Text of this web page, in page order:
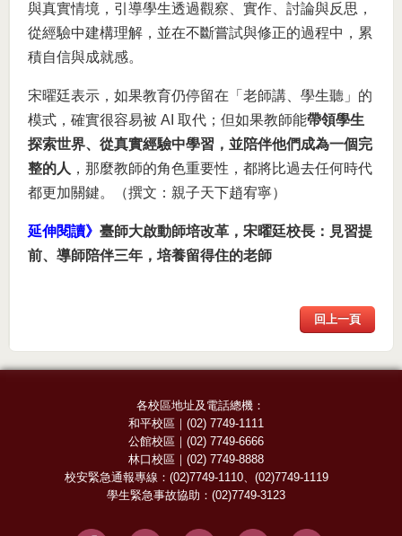
與真實情境，引導學生透過觀察、實作、討論與反思，
從經驗中建構理解，並在不斷嘗試與修正的過程中，累
積自信與成就感。
宋曜廷表示，如果教育仍停留在「老師講、學生聽」的
模式，確實很容易被 AI 取代；但如果教師能帶領學生
探索世界、從真實經驗中學習，並陪伴他們成為一個完
整的人 ，那麼教師的角色重要性，都將比過去任何時代
都更加關鍵。（撰文：親子天下趙宥寧）
延伸閱讀》 臺師大啟動師培改革，宋曜廷校長：見習提
前、導師陪伴三年，培養留得住的老師
回上一頁
各校區地址及電話總機：
和平校區 ｜(02) 7749-1111
公館校區 ｜(02) 7749-6666
林口校區 ｜(02) 7749-8888
校安緊急通報專線： (02)7749-1110、 (02)7749-1119
學生緊急事故協助：(02)7749-3123